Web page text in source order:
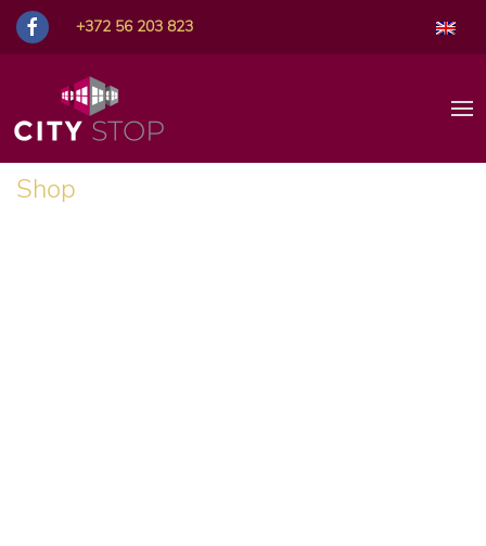
+372 56 203 823
Shop